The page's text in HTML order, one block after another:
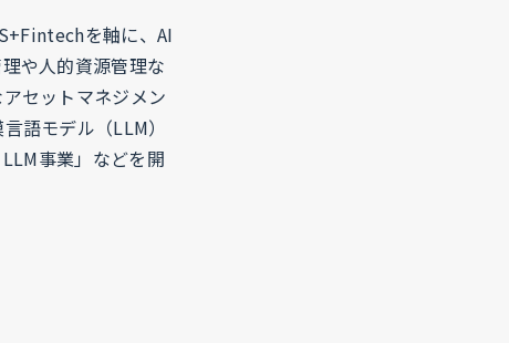
を軸に、AI
や人的資源管理な
セットマネジメン
語モデル（LLM）
事業」などを開